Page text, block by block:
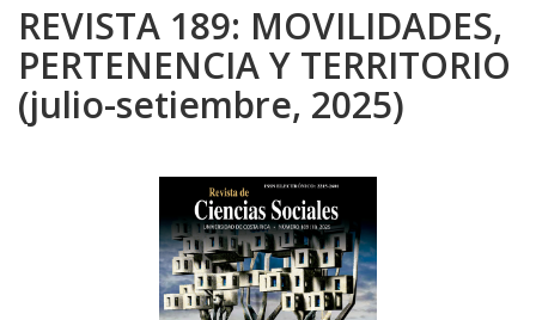
REVISTA 189: MOVILIDADES,
PERTENENCIA Y TERRITORIO
(julio-setiembre, 2025)